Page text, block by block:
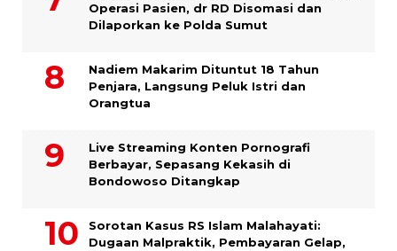
Operasi Pasien, dr RD Disomasi dan
Dilaporkan ke Polda Sumut
​Nadiem Makarim Dituntut 18 Tahun
Penjara, Langsung Peluk Istri dan
Orangtua
Live Streaming Konten Pornografi
Berbayar, Sepasang Kekasih di
Bondowoso Ditangkap
Sorotan Kasus RS Islam Malahayati:
Dugaan Malpraktik, Pembayaran Gelap,